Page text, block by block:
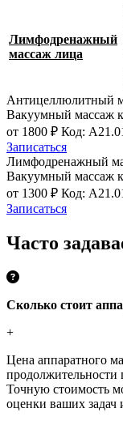
Лимфодренажный
массаж лица
Антицеллюлитный
Вакуумный массаж
от 1800 ₽ Код:
Записаться
Лимфодренажный
Вакуумный массаж
от 1300 ₽ Код:
Записаться
Часто
Сколько стоит
+
Цена аппаратного
продолжительности
Точную стоимость
оценки ваших задач